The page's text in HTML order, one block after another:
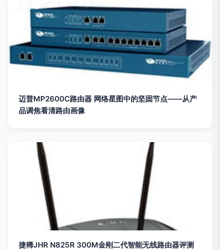
迈普MP2600C路由器 网络星图中的坚固节点——从产
品调焦看清路由画像
捷稀JHR N825R 300M金刚二代智能无线路由器评测